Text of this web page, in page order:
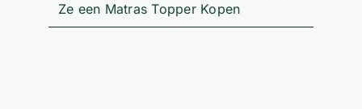
Ze een Matras Topper Kopen